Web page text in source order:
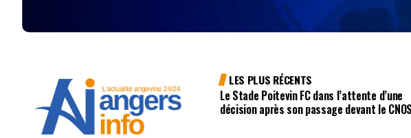
LES PLUS RÉCENTS
Le Stade Poitevin FC dans l’attente d’une
décision après son passage devant le